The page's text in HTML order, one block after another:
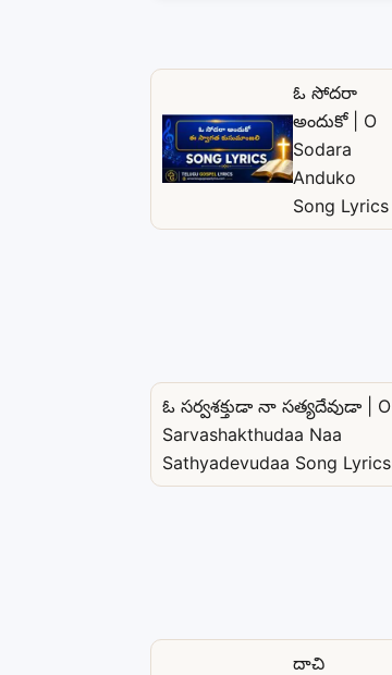
ఓ సోదరా
అందుకో | O
Sodara
Anduko
Song Lyrics
ఓ సర్వశక్తుడా నా సత్యదేవుడా | O
Sarvashakthudaa Naa
Sathyadevudaa Song Lyrics
దాచి